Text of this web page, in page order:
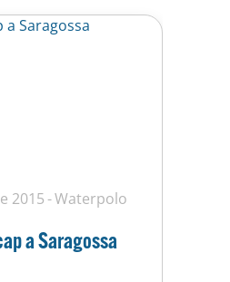
2015 Waterpolo
a Saragossa